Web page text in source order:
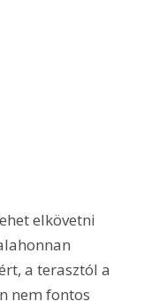
elkövetni
a terasztól a
nem fontos